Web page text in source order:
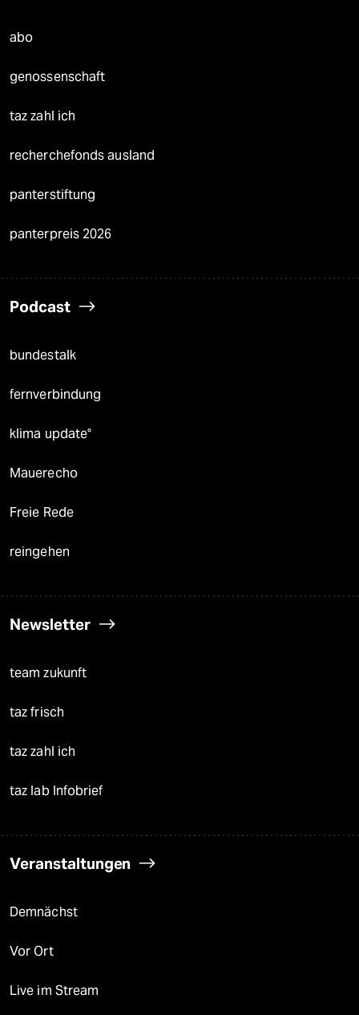
abo
genossenschaft
taz zahl ich
recherchefonds ausland
panterstiftung
panterpreis 2026
Podcast
bundestalk
fernverbindung
klima update°
Mauerecho
Freie Rede
reingehen
Newsletter
team zukunft
taz frisch
taz zahl ich
taz lab Infobrief
Veranstaltungen
Demnächst
Vor Ort
Live im Stream